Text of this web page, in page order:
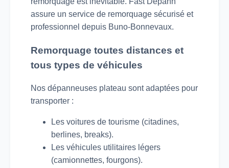
assure un service de remorquage sécurisé et
professionnel depuis Buno-Bonnevaux.
Remorquage toutes distances et
tous types de véhicules
Nos dépanneuses plateau sont adaptées pour
transporter :
Les voitures de tourisme (citadines,
berlines, breaks).
Les véhicules utilitaires légers
(camionnettes, fourgons).